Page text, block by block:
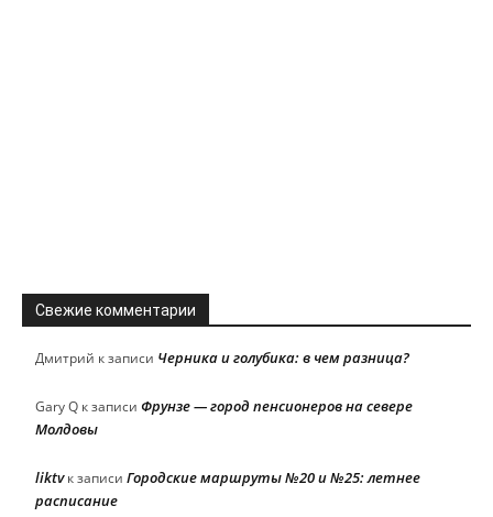
Свежие комментарии
Дмитрий к записи Черника и голубика: в чем разница?
Gary Q к записи Фрунзе — город пенсионеров на севере
Молдовы
liktvк записи Городские маршруты №20 и №25: летнее
расписание